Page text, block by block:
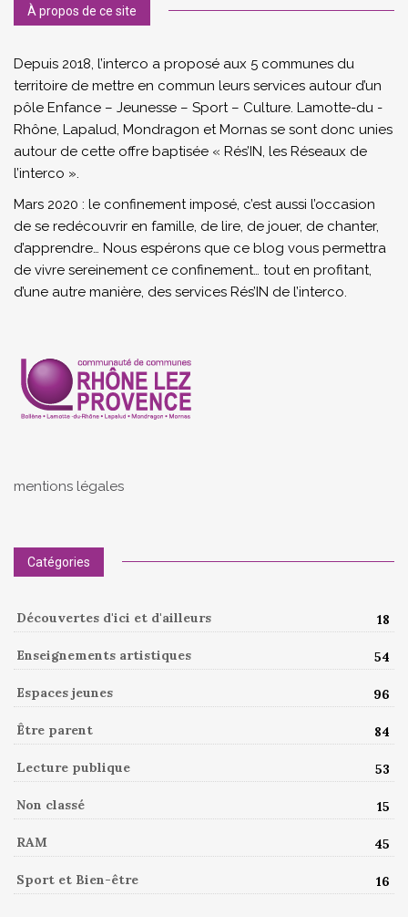
À propos de ce site
Depuis 2018, l’interco a proposé aux 5 communes du
territoire de mettre en commun leurs services autour d’un
pôle Enfance – Jeunesse – Sport – Culture. Lamotte-du -
Rhône, Lapalud, Mondragon et Mornas se sont donc unies
autour de cette offre baptisée « Rés’IN, les Réseaux de
l’interco ».
Mars 2020 : le confinement imposé, c’est aussi l’occasion
de se redécouvrir en famille, de lire, de jouer, de chanter,
d’apprendre… Nous espérons que ce blog vous permettra
de vivre sereinement ce confinement… tout en profitant,
d’une autre manière, des services Rés’IN de l’interco.
mentions légales
Catégories
Découvertes d'ici et d'ailleurs 18
Enseignements artistiques 54
Espaces jeunes 96
Être parent 84
Lecture publique 53
Non classé 15
RAM 45
Sport et Bien-être 16